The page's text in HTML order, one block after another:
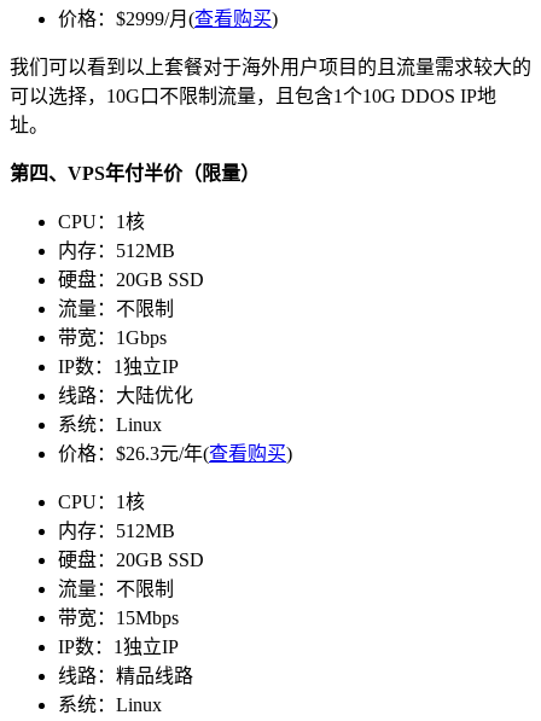
价格：$2999/月(查看购买)
我们可以看到以上套餐对于海外用户项目的且流量需求较大的
可以选择，10G口不限制流量，且包含1个10G DDOS IP地
址。
第四、VPS年付半价（限量）
CPU：1核
内存：512MB
硬盘：20GB SSD
流量：不限制
带宽：1Gbps
IP数：1独立IP
线路：大陆优化
系统：Linux
价格：$26.3元/年(查看购买)
CPU：1核
内存：512MB
硬盘：20GB SSD
流量：不限制
带宽：15Mbps
IP数：1独立IP
线路：精品线路
系统：Linux